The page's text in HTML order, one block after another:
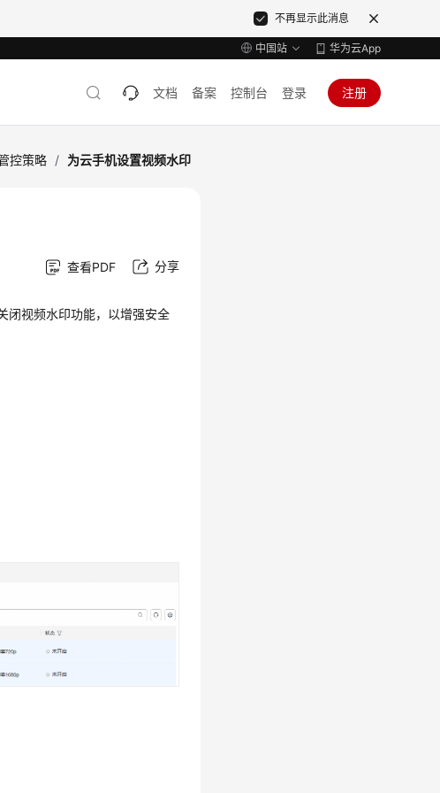
不再显示此消息
中国站 华为云App
文档 备案 控制台 登录 注册
控策略 / 为云手机设置视频水印
查看PDF 分享
闭视频水印功能，以增强安全